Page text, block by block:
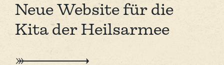
Neue Website für die
Kita der Heilsarmee